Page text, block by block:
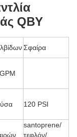
QBY
Σφαίρα
120 PSI
santoprene/
τεφλόν/